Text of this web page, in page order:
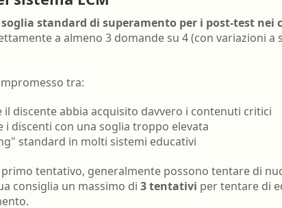
soglia standard di superamento per i post-test nei
a almeno 3 domande su 4 (con variazioni
tra:
il discente abbia acquisito davvero i contenuti critici
i discenti con una soglia troppo elevata
standard in molti sistemi educativi
tentativo, generalmente possono tentare di
consiglia un massimo di 3 tentativi per tentare di